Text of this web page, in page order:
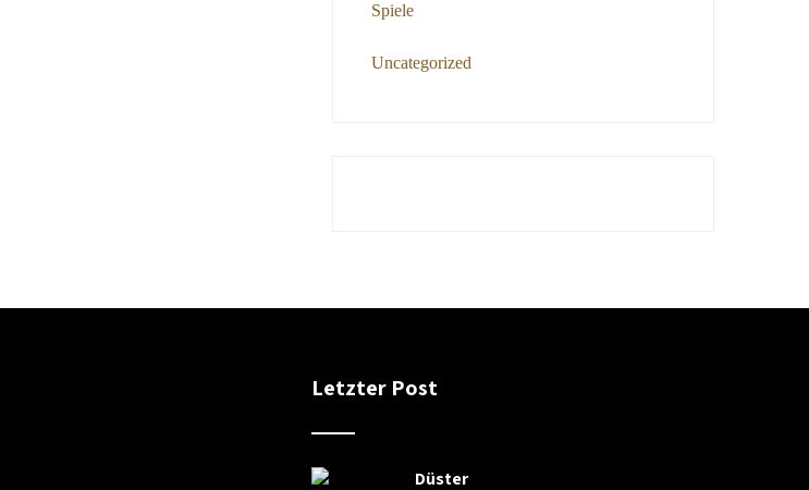
Spiele
Uncategorized
Letzter Post
Düster